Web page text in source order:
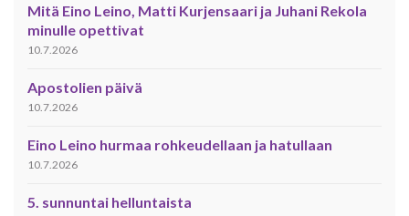
Mitä Eino Leino, Matti Kurjensaari ja Juhani Rekola
minulle opettivat
10.7.2026
Apostolien päivä
10.7.2026
Eino Leino hurmaa rohkeudellaan ja hatullaan
10.7.2026
5. sunnuntai helluntaista